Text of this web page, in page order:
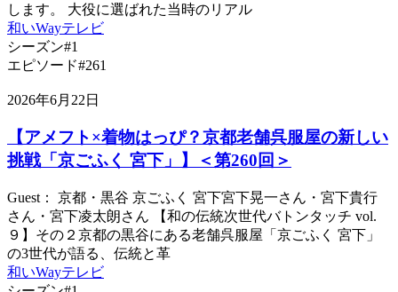
します。 大役に選ばれた当時のリアル
和いWayテレビ
シーズン#1
エピソード#261
2026年6月22日
【アメフト×着物はっぴ？京都老舗呉服屋の新しい
挑戦「京ごふく 宮下」】＜第260回＞
Guest： 京都・黒谷 京ごふく 宮下宮下晃一さん・宮下貴行
さん・宮下凌太朗さん 【和の伝統次世代バトンタッチ vol.
９】その２京都の黒谷にある老舗呉服屋「京ごふく 宮下」
の3世代が語る、伝統と革
和いWayテレビ